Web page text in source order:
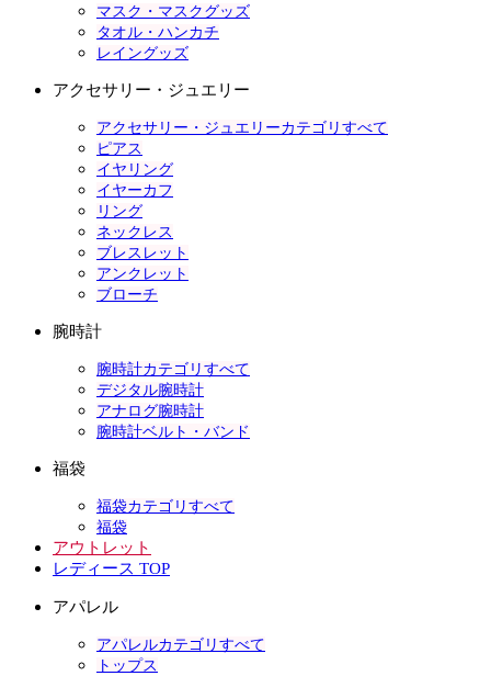
マスク・マスクグッズ
タオル・ハンカチ
レイングッズ
アクセサリー・ジュエリー
アクセサリー・ジュエリーカテゴリすべて
ピアス
イヤリング
イヤーカフ
リング
ネックレス
ブレスレット
アンクレット
ブローチ
腕時計
腕時計カテゴリすべて
デジタル腕時計
アナログ腕時計
腕時計ベルト・バンド
福袋
福袋カテゴリすべて
福袋
アウトレット
レディース TOP
アパレル
アパレルカテゴリすべて
トップス